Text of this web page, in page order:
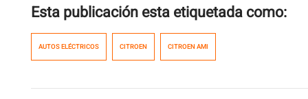
Esta publicación esta etiquetada como:
AUTOS ELÉCTRICOS CITROEN CITROEN AMI